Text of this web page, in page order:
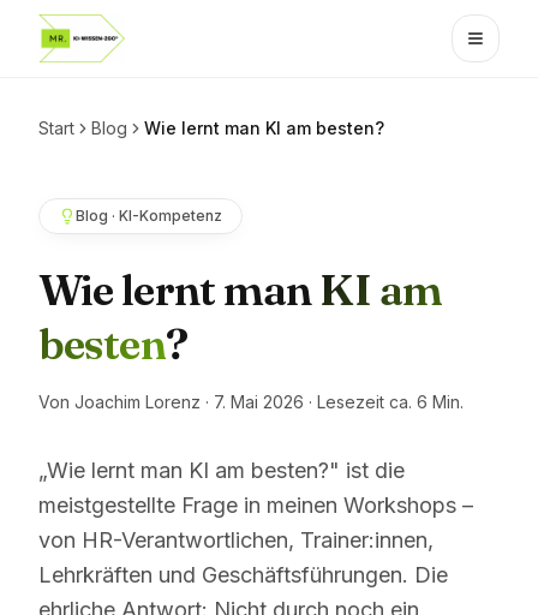
Start Blog Wie lernt man KI am besten?
Blog · KI-Kompetenz
Wie lernt manKI am
besten?
Von Joachim Lorenz · 7. Mai 2026 · Lesezeit ca. 6 Min.
„Wie lernt man KI am besten?" ist die
meistgestellte Frage in meinen Workshops –
von HR-Verantwortlichen, Trainer:innen,
Lehrkräften und Geschäftsführungen. Die
ehrliche Antwort: Nicht durch noch ein